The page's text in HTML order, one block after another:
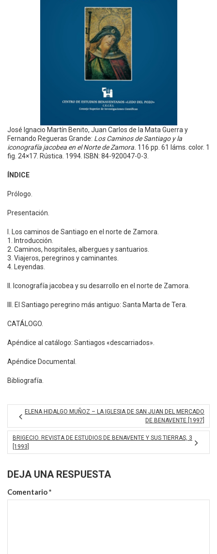
José Ignacio Martín Benito, Juan Carlos de la Mata Guerra y
Fernando Regueras Grande: Los Caminos de Santiago y la
iconografía jacobea en el Norte de Zamora. 116 pp. 61 láms. color. 1
fig. 24×17. Rústica. 1994. ISBN: 84-920047-0-3.
ÍNDICE
Prólogo.
Presentación.
I. Los caminos de Santiago en el norte de Zamora.
1. Introducción.
2. Caminos, hospitales, albergues y santuarios.
3. Viajeros, peregrinos y caminantes.
4. Leyendas.
II. Iconografía jacobea y su desarrollo en el norte de Zamora.
III. El Santiago peregrino más antiguo: Santa Marta de Tera.
CATÁLOGO.
Apéndice al catálogo: Santiagos «descarriados».
Apéndice Documental.
Bibliografía.
ELENA HIDALGO MUÑOZ – LA IGLESIA DE SAN JUAN DEL MERCADO
DE BENAVENTE [1997]
BRIGECIO. REVISTA DE ESTUDIOS DE BENAVENTE Y SUS TIERRAS, 3
[1993]
DEJA UNA RESPUESTA
Comentario*